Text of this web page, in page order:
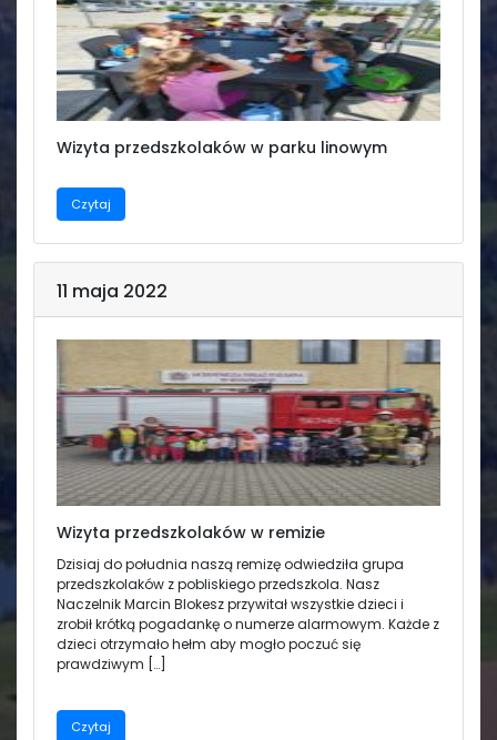
Świetlica
Wizyta przedszkolaków w parku linowym
Czytaj
11 maja 2022
Wizyta przedszkolaków w remizie
Dzisiaj do południa naszą remizę odwiedziła grupa
przedszkolaków z pobliskiego przedszkola. Nasz
Naczelnik Marcin Blokesz przywitał wszystkie dzieci i
zrobił krótką pogadankę o numerze alarmowym. Każde z
dzieci otrzymało hełm aby mogło poczuć się
prawdziwym […]
Czytaj